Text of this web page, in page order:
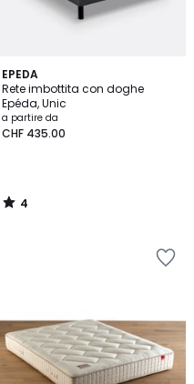
EPEDA
Rete imbottita con doghe
Epéda, Unic
a partire da
CHF 435.00
4
/
5
4
/